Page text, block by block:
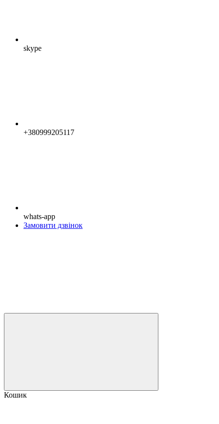
skype
+380999205117
whats-app
Замовити дзвінок
Кошик